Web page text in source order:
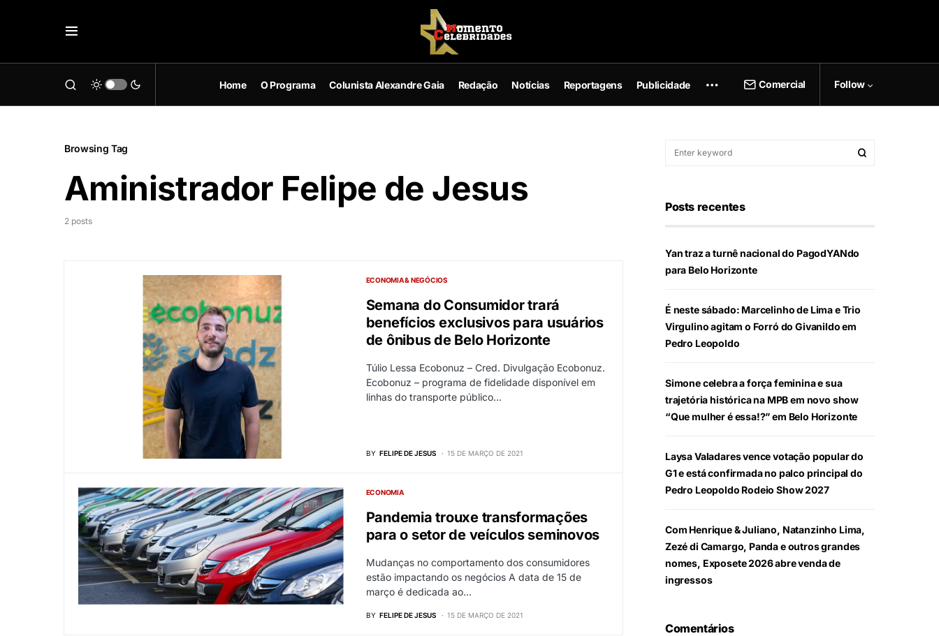
Home O Programa Colunista Alexandre Gaia Redação Notícias Reportagens Publicidade Comercial Follow
Browsing Tag
Aministrador Felipe de Jesus
2 posts
ECONOMIA & NEGÓCIOS
Semana do Consumidor trará
benefícios exclusivos para usuários
de ônibus de Belo Horizonte
Túlio Lessa Ecobonuz – Cred. Divulgação Ecobonuz.
Ecobonuz – programa de fidelidade disponível em
linhas do transporte público…
BY FELIPE DE JESUS 15 DE MARÇO DE 2021
ECONOMIA
Pandemia trouxe transformações
para o setor de veículos seminovos
Mudanças no comportamento dos consumidores
estão impactando os negócios A data de 15 de
março é dedicada ao…
BY FELIPE DE JESUS 15 DE MARÇO DE 2021
Posts recentes
Yan traz a turnê nacional do PagodYANdo
para Belo Horizonte
É neste sábado: Marcelinho de Lima e Trio
Virgulino agitam o Forró do Givanildo em
Pedro Leopoldo
Simone celebra a força feminina e sua
trajetória histórica na MPB em novo show
“Que mulher é essa!?” em Belo Horizonte
Laysa Valadares vence votação popular do
G1 e está confirmada no palco principal do
Pedro Leopoldo Rodeio Show 2027
Com Henrique & Juliano, Natanzinho Lima,
Zezé di Camargo, Panda e outros grandes
nomes, Exposete 2026 abre venda de
ingressos
Comentários